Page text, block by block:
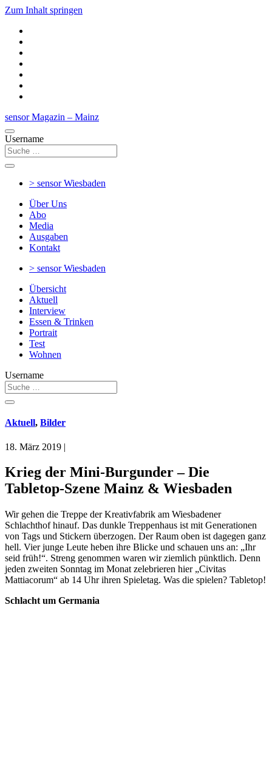
Zum Inhalt springen
sensor Magazin – Mainz
Username
> sensorWiesbaden
Über Uns
Abo
Media
Ausgaben
Kontakt
> sensorWiesbaden
Übersicht
Aktuell
Interview
Essen & Trinken
Portrait
Test
Wohnen
Username
Aktuell, Bilder
18. März 2019 |
Krieg der Mini-Burgunder – Die
Tabletop-Szene Mainz & Wiesbaden
Wir gehen die Treppe der Kreativfabrik am Wiesbadener
Schlachthof hinauf. Das dunkle Treppenhaus ist mit Generationen
von Tags und Stickern überzogen. Der Raum oben ist dagegen ganz
hell. Vier junge Leute heben ihre Blicke und schauen uns an: „Ihr
seid früh!“. Streng genommen waren wir ziemlich pünktlich. Denn
jeden zweiten Sonntag im Monat zelebrieren hier „Civitas
Mattiacorum“ ab 14 Uhr ihren Spieletag. Was die spielen? Tabletop!
Schlacht um Germania